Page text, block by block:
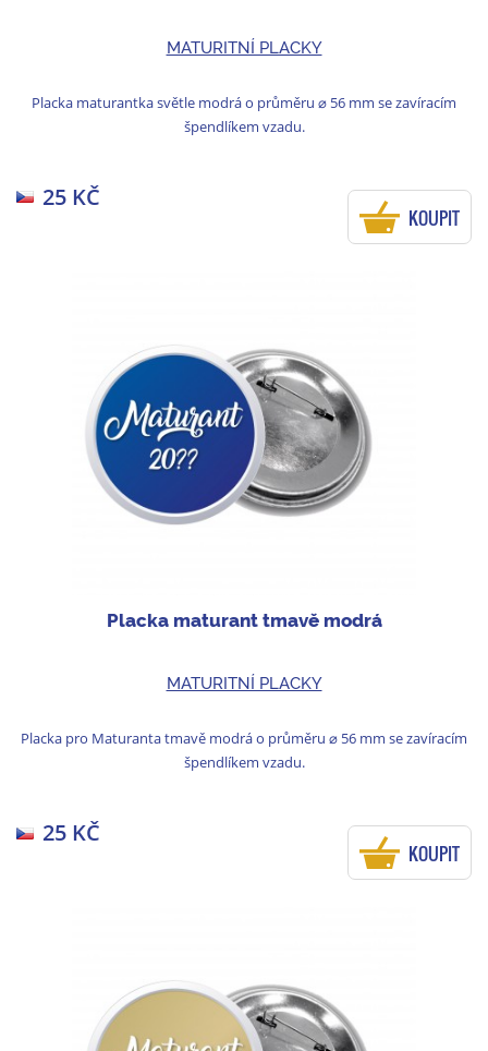
MATURITNÍ PLACKY
Placka maturantka světle modrá o průměru ⌀ 56 mm se zavíracím
špendlíkem vzadu.
25 KČ
KOUPIT
Placka maturant tmavě modrá
MATURITNÍ PLACKY
Placka pro Maturanta tmavě modrá o průměru ⌀ 56 mm se zavíracím
špendlíkem vzadu.
25 KČ
KOUPIT